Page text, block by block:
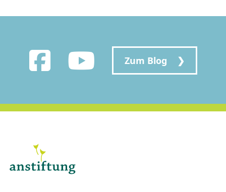
Zum Blog ❯